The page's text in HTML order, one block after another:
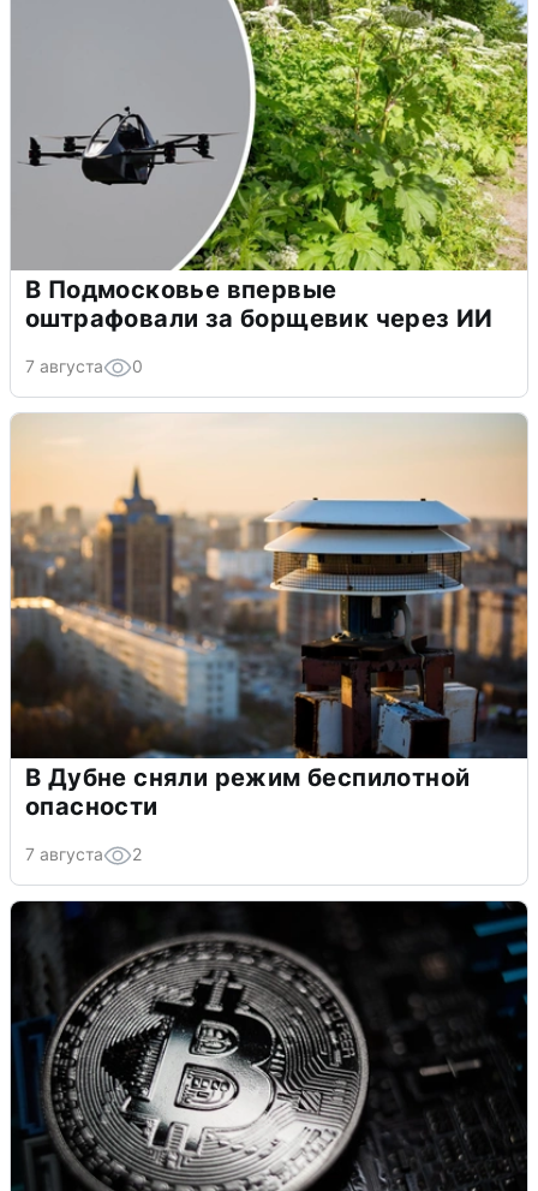
В Подмосковье впервые
оштрафовали за борщевик через ИИ
7 августа 0
В Дубне сняли режим беспилотной
опасности
7 августа 2